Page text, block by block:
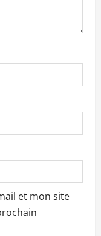
et mon site